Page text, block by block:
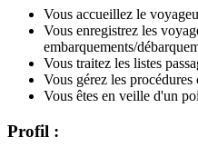
Vous accueillez le
Vous enregistrez les
embarquements/
Vous traitez les listes
Vous gérez les procédures
Vous êtes en veille d'un
Profil :